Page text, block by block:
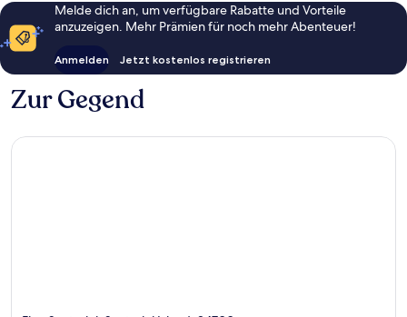
Melde dich an, um verfügbare Rabatte und Vorteile
anzuzeigen. Mehr Prämien für noch mehr Abenteuer!
Anmelden Jetzt kostenlos registrieren
Zur Gegend